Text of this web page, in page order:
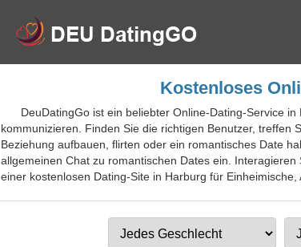
Kostenloses
DeuDatingGo ist ein beliebter Online-Dating-Service
kommunizieren. Finden Sie die richtigen Benutzer,
Beziehung aufbauen, flirten oder ein romantisches Date
allgemeinen Chat zu romantischen Dates ein.
einer kostenlosen Dating-Site in Harburg für Einheimische,